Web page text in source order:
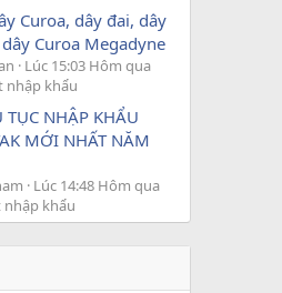
Curoa, dây đai, dây
Curoa Megadyne
Lúc 15:03 Hôm qua
nhập khẩu
TỤC NHẬP KHẨU
MỚI NHẤT NĂM
Lúc 14:48 Hôm qua
khẩu